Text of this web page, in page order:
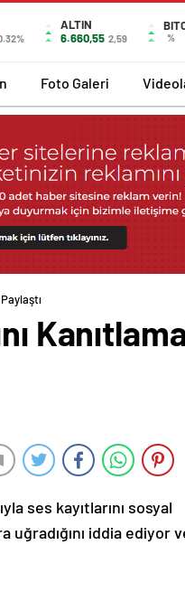
ALTIN
6.660,55 2,59 %
Foto Galeri
ses kayıtlarını sosyal
iddia ediyor